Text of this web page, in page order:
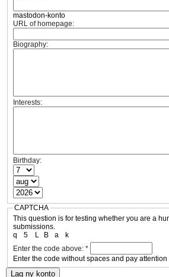
mastodon-konto
URL of homepage:
Biography:
Interests:
Birthday:
CAPTCHA
This question is for testing whether you are a
submissions.
L
B k
a
5
q
Enter the code above:*
Enter the code without spaces and pay